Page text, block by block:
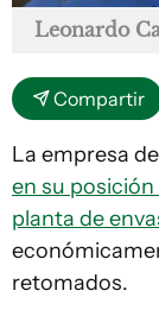
Leonardo
Compartir
La empresa
en su
planta de
retomados.